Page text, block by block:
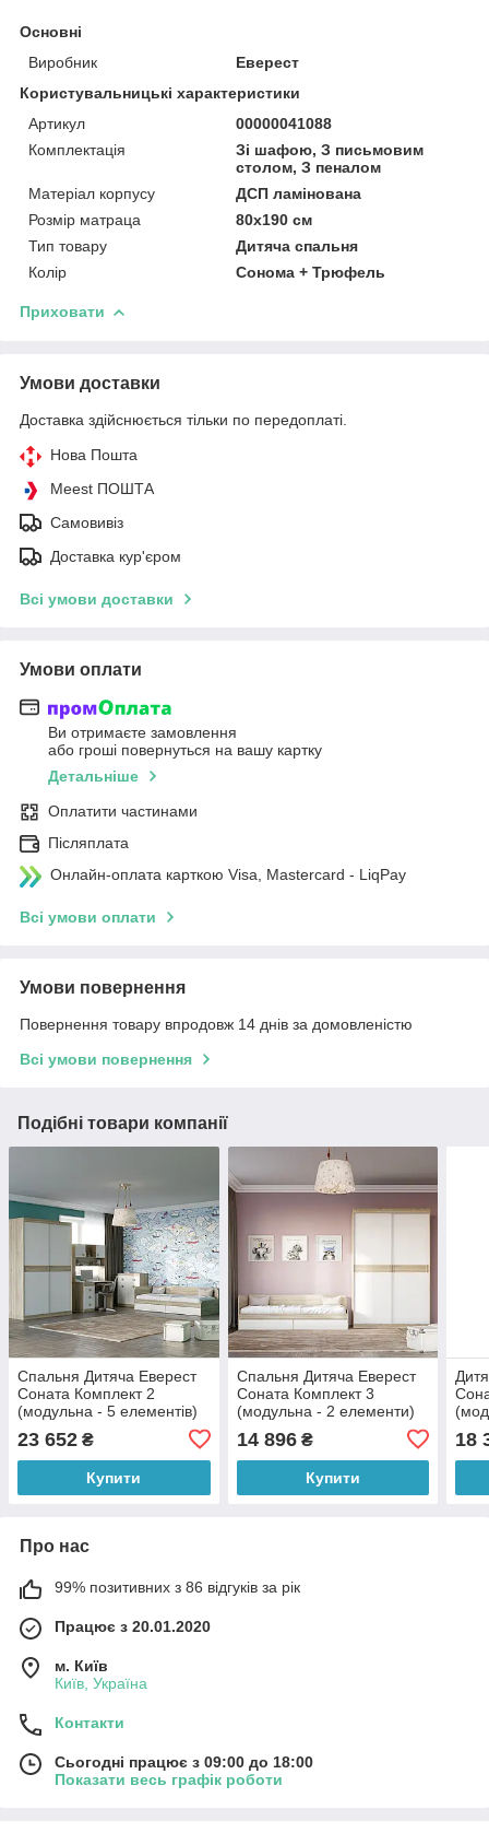
Основні
Виробник
Еверест
Користувальницькі характеристики
Артикул
00000041088
Комплектація
Зі шафою, З письмовим
столом, З пеналом
Матеріал корпусу
ДСП ламінована
Розмір матраца
80х190 см
Тип товару
Дитяча спальня
Колір
Сонома + Трюфель
Приховати
Умови доставки
Доставка здійснюється тільки по передоплаті.
Нова Пошта
Meest ПОШТА
Самовивіз
Доставка кур'єром
Всі умови доставки
Умови оплати
Ви отримаєте замовлення
або гроші повернуться на вашу картку
Детальніше
Оплатити частинами
Післяплата
Онлайн-оплата карткою Visa, Mastercard - LiqPay
Всі умови оплати
Умови повернення
Повернення товару впродовж 14 днів за домовленістю
Всі умови повернення
Подібні товари компанії
Спальня Дитяча Еверест
Соната Комплект 2
(модульна - 5 елементів)
дуб сонома + білий (DTM-
2582)
23 652 ₴
Купити
Спальня Дитяча Еверест
Соната Комплект 3
(модульна - 2 елементи)
дуб сонома + білий (DTM-
2583)
14 896₴
Купити
18
Про нас
99% позитивних з 86 відгуків за рік
Працює з 20.01.2020
м. Київ
Київ, Україна
Контакти
Сьогодні працює з 09:00 до 18:00
Показати весь графік роботи